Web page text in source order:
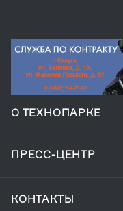
О ТЕХНОПАРКЕ
ПРЕСС-ЦЕНТР
КОНТАКТЫ